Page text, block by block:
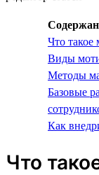
Что такое
Виды
Методы
Базовые
Как
Что